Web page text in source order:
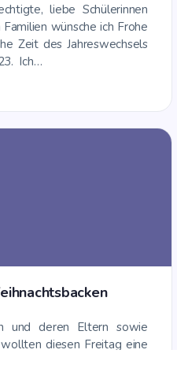
lie­be Schü­le­rin­nen
wün­sche ich Fro­he
Zeit des Jah­res­wech­sels
Ich…
und deren Eltern sowie
die­sen Frei­tag eine